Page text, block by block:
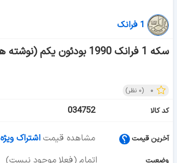
1 فرانک
سکه 1 فرانک 1990 بودئون یکم (نوشته هلندی) - MS62 - بلژیک
۰ (۰ نظر)
کد کالا
034752
آخرین قیمت مشاهده قیمت اشتراک ویژه
اتمام (فعلا موجود نیست)